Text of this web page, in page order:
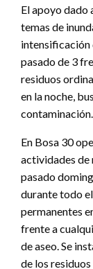
El apoyo dado
temas de
intensificación
pasado de 3
residuos
en la noche,
contaminación.
En Bosa 30
actividades de
pasado
durante todo
permanentes
frente a
de aseo. Se
de los